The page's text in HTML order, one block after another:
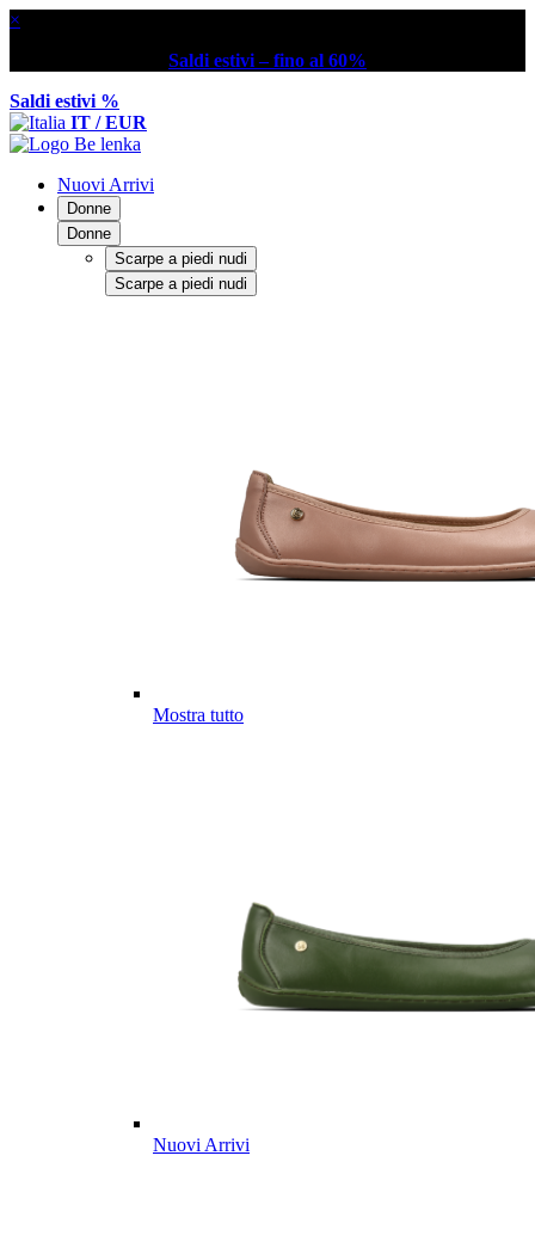
×
Saldi estivi – fino al 60%
Saldi estivi %
IT / EUR
Nuovi Arrivi
Donne
Donne
Scarpe a piedi nudi
Scarpe a piedi nudi
Mostra tutto
Nuovi Arrivi